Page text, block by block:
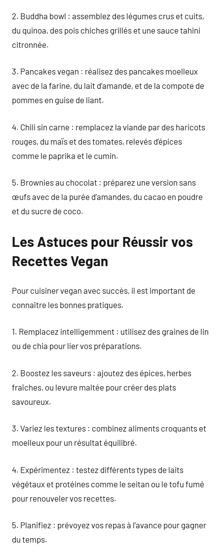
2. Buddha bowl : assemblez des légumes crus et cuits,
du quinoa, des pois chiches grillés et une sauce tahini
citronnée.
3. Pancakes vegan : réalisez des pancakes moelleux
avec de la farine, du lait d’amande, et de la compote de
pommes en guise de liant.
4. Chili sin carne : remplacez la viande par des haricots
rouges, du maïs et des tomates, relevés d’épices
comme le paprika et le cumin.
5. Brownies au chocolat : préparez une version sans
œufs avec de la purée d’amandes, du cacao en poudre
et du sucre de coco.
Les Astuces pour Réussir vos
Recettes Vegan
Pour cuisiner vegan avec succès, il est important de
connaître les bonnes pratiques.
1. Remplacez intelligemment : utilisez des graines de lin
ou de chia pour lier vos préparations.
2. Boostez les saveurs : ajoutez des épices, herbes
fraîches, ou levure maltée pour créer des plats
savoureux.
3. Variez les textures : combinez aliments croquants et
moelleux pour un résultat équilibré.
4. Expérimentez : testez différents types de laits
végétaux et protéines comme le seitan ou le tofu fumé
pour renouveler vos recettes.
5. Planifiez : prévoyez vos repas à l’avance pour gagner
du temps.